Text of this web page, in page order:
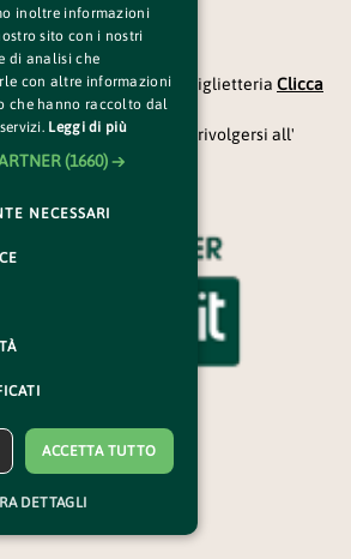
CONTATTI
all'acquisto della biglietteria Clicca
qui
programma e l'evento, rivolgersi all'
organizzatore
inoltre informazioni
sito con i nostri
di analisi che
con altre informazioni
che hanno raccolto dal
Leggi di più
(1660) →
NECESSARI
ACCETTA TUTTO
DETTAGLI